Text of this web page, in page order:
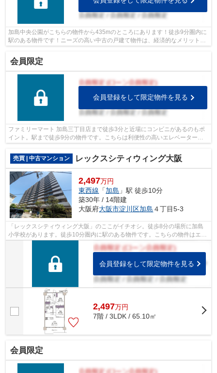
加島中央公園がこちらの物件から435mのところにあります！徒歩9分圏内に
駅のある物件です！ニーズの高い中古の戸建て物件は、経済的なメリットも
大きいです！ライフサービスでは、沢山...
会員限定
会員登録をして限定物件を見る
ファミリーマート 加島三丁目店まで徒歩3分と近場にコンビニがあるのもポ
イント。駅まで徒歩9分の物件です。こちらは利便性の高いエレベーター付
きの物件です。この物件は快適な室内環...
売買 | 中古マンション
レックスシティウィング大阪
2,497万円
東西線 「加島 」駅 徒歩10分
築30年 / 14階建
大阪府大阪市淀川区加島 ４丁目5-3
「レックスシティウィング大阪」のここがイチオシ。徒歩8分の場所に加島
小学校があります。徒歩10分圏内に駅のある物件です。こちらの物件はエレ
ベーター2基付きです。大阪市淀川区エ...
会員登録をして限定物件を見る
2,497万円
7階 / 3LDK / 65.10㎡
会員限定